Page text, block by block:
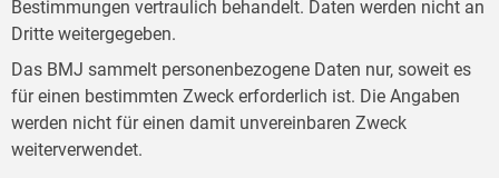
Bestimmungen vertraulich behandelt. Daten werden nicht an
Dritte weitergegeben.
Das BMJ sammelt personenbezogene Daten nur, soweit es
für einen bestimmten Zweck erforderlich ist. Die Angaben
werden nicht für einen damit unvereinbaren Zweck
weiterverwendet.